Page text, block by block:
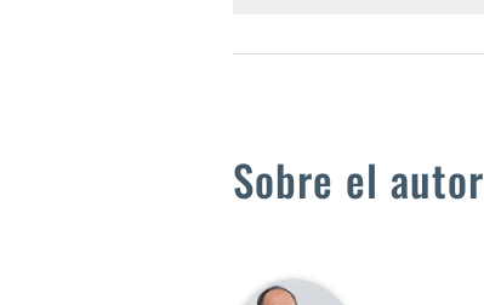
Sobre el autor